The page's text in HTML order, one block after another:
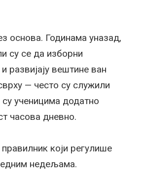
основа. Годинама уназад,
су се да изборни
развијају вештине ван
— често су служили
ученицима додатно
часова дневно.
који регулише
недељама.